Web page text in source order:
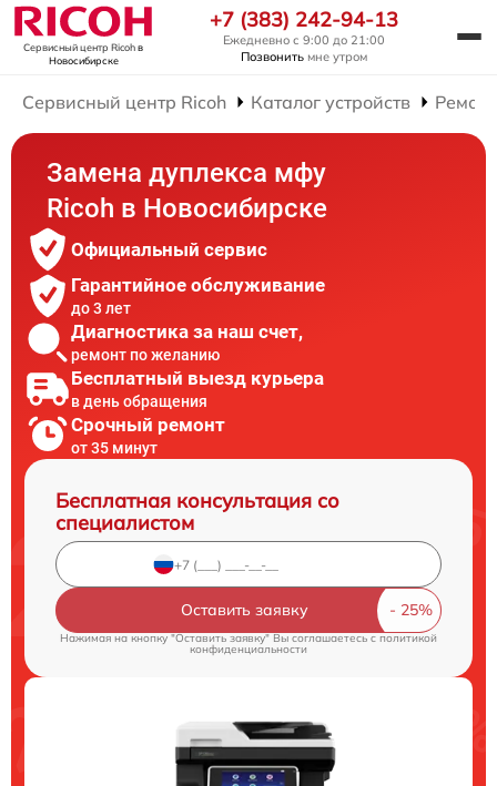
Сервисный центр Ricohв
Новосибирске
+7 (383) 242-94-13
Ежедневно с 9:00 до 21:00
Позвонить мне утром
Сервисный центр Ricoh Каталог устройств
Замена дуплекса мфу
Ricoh в Новосибирске
Официальный сервис
Гарантийное обслуживание
до 3 лет
Диагностика за наш счет,
ремонт по желанию
Бесплатный выезд курьера
в день обращения
Срочный ремонт
от 35 минут
Бесплатная консультация со
специалистом
Оставить заявку
Нажимая на кнопку "Оставить заявку" Вы соглашаетесь c политикой
конфиденциальности